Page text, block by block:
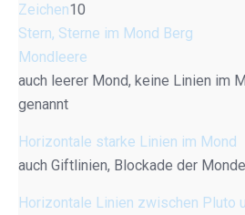
Zeichen10
Stern, Sterne im Mond Berg
Mondleere
auch leerer Mond, keine Linien im
genannt
Horizontale starke Linien im Mond
auch Giftlinien, Blockade der
Horizontale Linien zwischen Pluto